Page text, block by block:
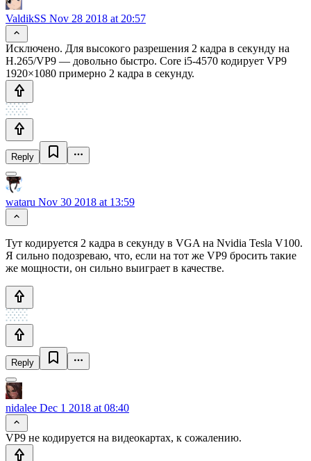
ValdikSS Nov 28 2018 at 20:57
Исключено. Для высокого разрешения 2 кадра в секунду на
H.265/VP9 — довольно быстро. Core i5-4570 кодирует VP9
1920×1080 примерно 2 кадра в секунду.
Reply
wataru Nov 30 2018 at 13:59
Тут кодируется 2 кадра в секунду в VGA на Nvidia Tesla V100.
Я сильно подозреваю, что, если на тот же VP9 бросить такие
же мощности, он сильно выиграет в качестве.
Reply
nidalee Dec 1 2018 at 08:40
VP9 не кодируется на видеокартах, к сожалению.